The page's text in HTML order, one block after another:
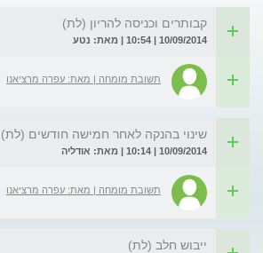
קבותרים וכניסה להריון (לת)
10/09/2014 | 10:54 | מאת: נטע
תשובת מומחה | מאת: עפרה מרציאנו
שינוי בהנקה לאחר חמישה חודשים (לת)
10/09/2014 | 10:14 | מאת: אודליה
תשובת מומחה | מאת: עפרה מרציאנו
ייבוש חלב (לת)